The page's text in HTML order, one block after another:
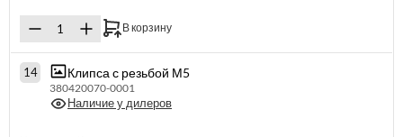
В корзину
14 Клипса с резьбой М5
380420070-0001
Наличие у дилеров